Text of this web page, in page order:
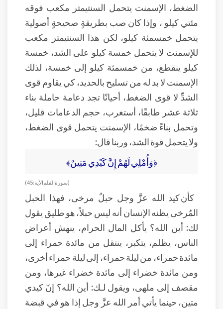
الضغط، الإسمنت يتحمل السنتيمتر مكعب فوقه
مئتي كيلو ، وإذا كان صب بطريقةٍ صحيحةٍ أصولية
يتحمل خمسمئة كيلو، لكن هذا السنتيمتر مكعب
للإسمنت لا يتحمل خمسة كيلو على الشد، خمسة
كيلو ينقطع، من خمسمئة كيلو إلى خمسة، لذلك
الإسمنت لا بد له من تسليح بالحديد، كي يقاوم قوى
الشدِّ لا قوى الضغط، أحيانًا تجد دعامة حاملة بناء
ثلاثة عشر طابقًا، أستغرب، حجم الدعامات قليل،
وتحمل بناءً ضخمًا، الإسمنت يتحمل قوى الضغط،
ولا يتحمل قوة الشد، وربنا قال:
﴿وَأُمْلِي لَهُمْ إِنَّ كَيْدِي مَتِينٌ﴾
( سورة القلم الآية: 45)
كأن كيد الله عزَّ وجل حبلٌ مرخى، فهذا الحبل
المُرخى يظنه الإنسان أنه ليس حبلاً، هو طليق يقول
لك: أين الله؟ يأكل المال الحرام، ينهش أعراض
الناس، يظلم، يتكبر، ينتقل من مائدة حمراء إلى
مائدة حمراء، من ليلة حمراء، إلى ليلة حمراء أخرى،
ومن مائدة خضراء إلى مائدة خضراء غيرها، ومن
مقصف إلى ملهى، ويقول لـك: أين الله؟ إنّ كيدي
متين، حينما يأتي أمر الله عزَّ وجل إذا هو في قبضة